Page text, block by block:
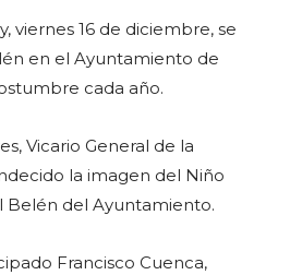
viernes 16 de diciembre, se
en el Ayuntamiento de
cada año.
Vicario General de la
la imagen del Niño
Belén del Ayuntamiento.
Francisco Cuenca,